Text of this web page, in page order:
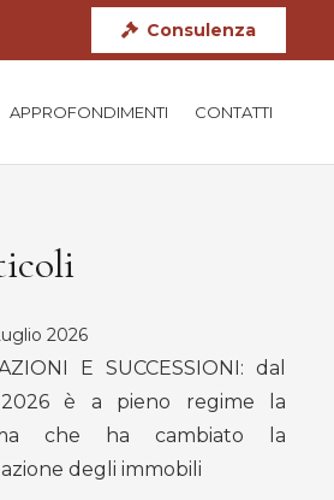
Consulenza
APPROFONDIMENTI CONTATTI
2026
E SUCCESSIONI: dal
è a pieno regime la
che ha cambiato la
degli immobili